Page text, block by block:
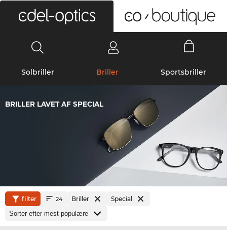
Solbriller Briller Sportsbriller
BRILLER LAVET AF SPECIAL
filter 24 Briller Special